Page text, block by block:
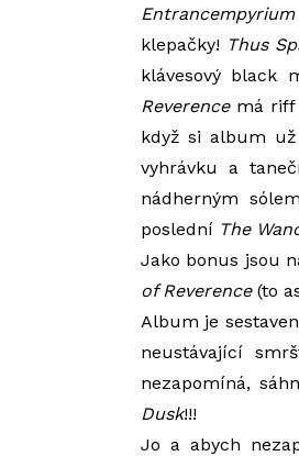
Entrancempyrium
klepačky! Thus
klávesový black
Reverencemá riff
když si album
vyhrávku a
nádherným
poslední The
Jako bonus jsou
of Reverence(to
Album je
neustávající
nezapomíná,
Dusk!!!
Jo a abych